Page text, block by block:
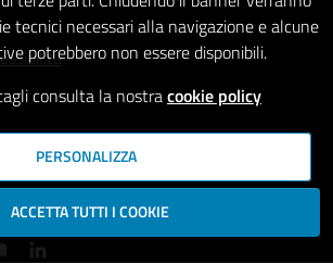
tecnici necessari alla navigazione e alcune
potrebbero non essere disponibili.
consulta la nostracookie policy
PERSONALIZZA
ACCETTA TUTTI I COOKIE